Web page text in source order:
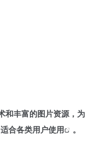
和丰富的图片资源，为
合各类用户使用 。